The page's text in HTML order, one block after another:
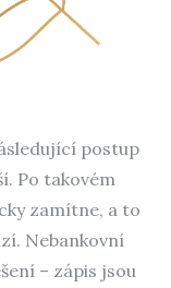
postup
Po takovém
zamítne, a to
Nebankovní
– zápis jsou